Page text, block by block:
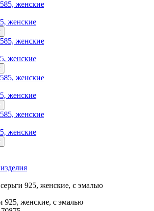
женские
женские
женские
женские
925, женские, с эмалью
925, женские, с эмалью